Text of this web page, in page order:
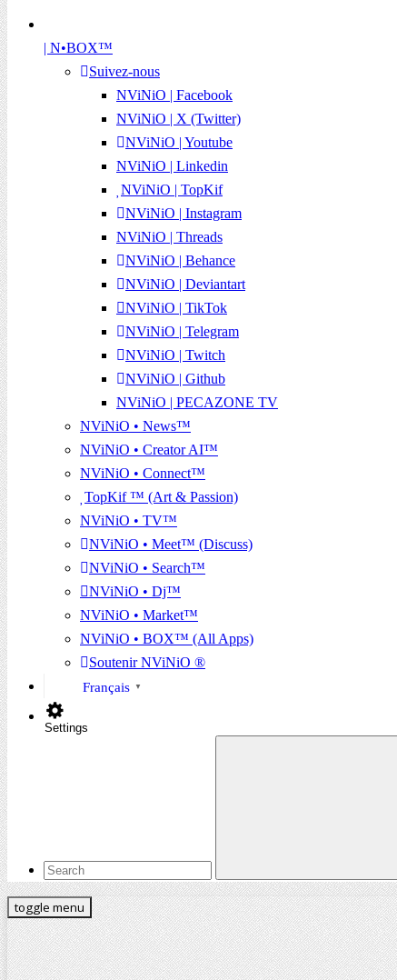
| N•BOX™
Suivez-nous
NViNiO | Facebook
NViNiO | X (Twitter)
NViNiO | Youtube
NViNiO | Linkedin
NViNiO | TopKif
NViNiO | Instagram
NViNiO | Threads
NViNiO | Behance
NViNiO | Deviantart
NViNiO | TikTok
NViNiO | Telegram
NViNiO | Twitch
NViNiO | Github
NViNiO | PECAZONE TV
NViNiO • News™
NViNiO • Creator AI™
NViNiO • Connect™
TopKif ™ (Art & Passion)
NViNiO • TV™
NViNiO • Meet™ (Discuss)
NViNiO • Search™
NViNiO • Dj™
NViNiO • Market™
NViNiO • BOX™ (All Apps)
Soutenir NViNiO ®
Français ▼
Settings
toggle menu